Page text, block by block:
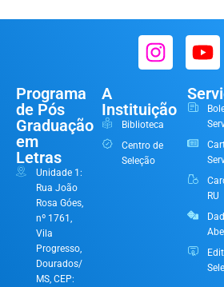
Programa
de Pós
Graduação
em
Letras
Unidade 1:
Rua João
Rosa Góes,
nº 1761,
Vila
Progresso,
Dourados/
MS, CEP:
A
Instituição
Biblioteca
Centro de
Seleção
RU